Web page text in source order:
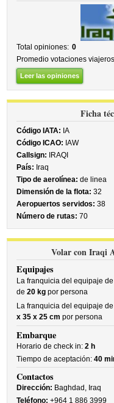
Total opiniones: 0
Promedio votaciones
Leer las opiniones
Ficha
Código IATA: IA
Código ICAO: IAW
Callsign: IRAQI
País: Iraq
Tipo de aerolínea: de linea
Dimensión de la flota: 32
Aeropuertos servidos: 38
Número de rutas: 70
Volar con Iraqi
Equipajes
La franquicia del equipaje
de20 kg por persona
La franquicia del equipaje
x 35 x 25 cm por persona
Embarque
Horario de check in:2 h
Tiempo de aceptación:40
Contactos
Dirección: Baghdad, Iraq
Teléfono: +964 1 886 3999